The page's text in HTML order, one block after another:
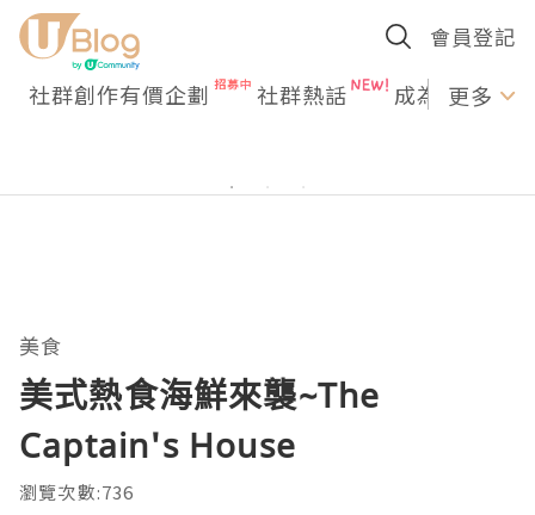
會員登記
社群創作有價企劃 社群熱話 成為U更多
美食
美式熱食海鮮來襲~The
Captain's House
瀏覽次數:736